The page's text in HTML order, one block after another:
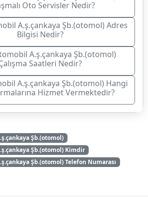
Oto Servisler Nedir?
A.ş.çankaya Şb.(otomol) Adres
Bilgisi Nedir?
A.ş.çankaya Şb.(otomol)
Saatleri Nedir?
A.ş.çankaya Şb.(otomol) Hangi
Hizmet Vermektedir?
Şb.(otomol)
Şb.(otomol) Kimdir
Şb.(otomol) Telefon Numarası